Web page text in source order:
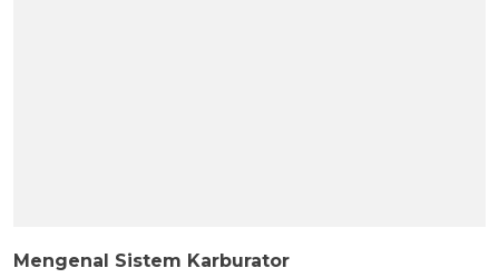
Mengenal Sistem Karburator